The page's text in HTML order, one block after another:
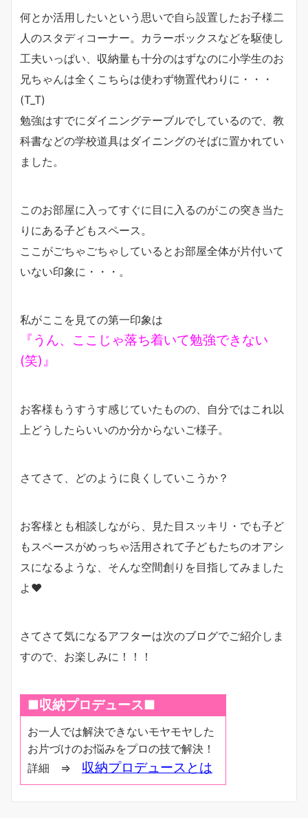
何とか活用したいという思いで自ら設置したお子様二
人のスタディコーナー。カラーボックスなどを駆使し
工夫いっぱい、収納量も十分のはずなのに小学生のお
兄ちゃんは全くこちらは使わず物置代わりに・・・
(T_T)
勉強はすでにダイニングテーブルでしているので、教
科書などの学校道具はダイニングのそばに置かれてい
ました。
このお部屋に入ってすぐに目に入るのがこの突き当た
りにある子どもスペース。
ここがごちゃごちゃしているとお部屋全体が片付いて
いない印象に・・・。
私がここを見ての第一印象は
『うん、ここじゃ落ち着いて勉強できない
(笑)』
お客様もうすうす感じていたものの、自分ではこれ以
上どうしたらいいのか分からないご様子。
さてさて、どのように良くしていこうか？
お客様とも相談しながら、見た目スッキリ・でも子ど
もスペースがめっちゃ活用されて子どもたちのオアシ
スになるような、そんな空間創りを目指してみました
よ♥
さてさて気になるアフターは次のブログでご紹介しま
すので、お楽しみに！！！
■収納プロデュース■
お一人では解決できないモヤモヤした
お片づけのお悩みをプロの技で解決！
詳細 ⇒ 収納プロデュースとは